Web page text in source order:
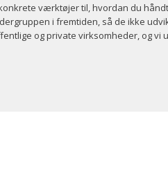
værktøjer til, hvordan du
i fremtiden, så de ikke
og private virksomheder, og vi